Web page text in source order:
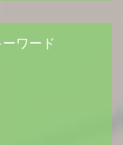
ワード